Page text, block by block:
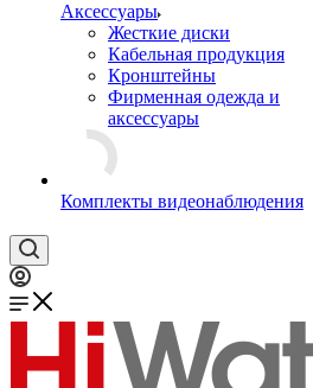
Аксессуары
Жесткие диски
Кабельная продукция
Кронштейны
Фирменная одежда и
аксессуары
Комплекты видеонаблюдения